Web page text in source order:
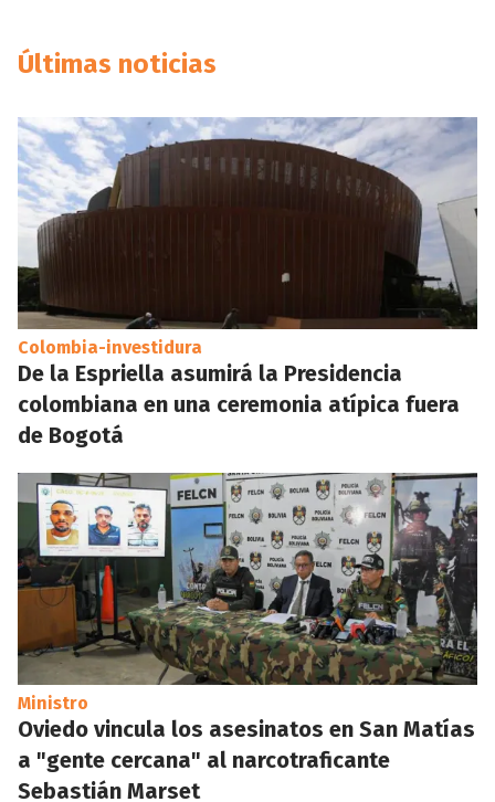
Últimas noticias
Colombia-investidura
De la Espriella asumirá la Presidencia
colombiana en una ceremonia atípica fuera
de Bogotá
Ministro
Oviedo vincula los asesinatos en San Matías
a "gente cercana" al narcotraficante
Sebastián Marset